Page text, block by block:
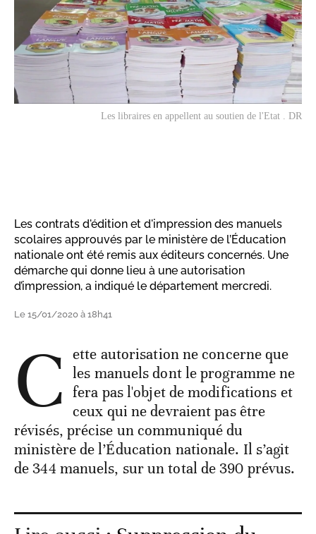
Les libraires en appellent au soutien de l'Etat . DR
Les contrats d'édition et d'impression des manuels
scolaires approuvés par le ministère de l’Éducation
nationale ont été remis aux éditeurs concernés. Une
démarche qui donne lieu à une autorisation
d’impression, a indiqué le département mercredi.
Le 15/01/2020 à 18h41
C ette autorisation ne concerne que
les manuels dont le programme ne
fera pas l'objet de modifications et
ceux qui ne devraient pas être
révisés, précise un communiqué du
ministère de l’Éducation nationale. Il s’agit
de 344 manuels, sur un total de 390 prévus.